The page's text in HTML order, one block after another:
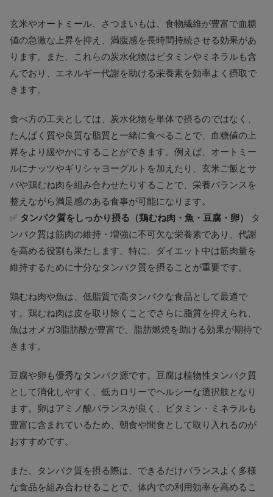
玄米やオートミール、さつまいもは、食物繊維が豊富で血糖
値の急激な上昇を抑え、満腹感を長時間持続させる効果があ
ります。また、これらの炭水化物はビタミンやミネラルも含
んでおり、エネルギー代謝を助ける栄養素を効率よく摂取で
きます。
食べ方の工夫としては、炭水化物を単体で摂るのではなく、
たんぱく質や良質な脂質と一緒に食べることで、血糖値の上
昇をより緩やかにすることができます。例えば、オートミー
ルにナッツやギリシャヨーグルトを加えたり、玄米ご飯とサ
バや鶏むね肉を組み合わせたりすることで、栄養バランスを
整えながら満足感のある食事が可能になります。
✅ タンパク質をしっかり摂る（鶏むね肉・魚・豆腐・卵）
タ
ンパク質は筋肉の維持・増強に不可欠な栄養素であり、代謝
を高める役割も果たします。特に、ダイエット中は筋肉量を
維持するために十分なタンパク質を摂ることが重要です。
鶏むね肉や魚は、低脂質で高タンパクな食品として最適で
す。鶏むね肉は皮を取り除くことでさらに脂質を抑えられ、
魚はオメガ3脂肪酸が豊富で、脂肪燃焼を助ける効果が期待で
きます。
豆腐や卵も優秀なタンパク源です。豆腐は植物性タンパク質
として消化しやすく、低カロリーでヘルシーな選択肢となり
ます。卵はアミノ酸バランスが良く、ビタミン・ミネラルも
豊富に含まれているため、朝食や間食として取り入れるのが
おすすめです。
また、タンパク質を摂る際は、できるだけバランスよく多様
な食品を組み合わせることで、体内での利用効率を高めるこ